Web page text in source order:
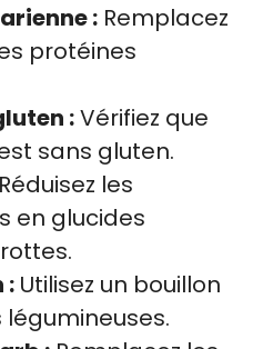
: Remplacez
protéines
:Vérifiez que
sans gluten.
Réduisez les
en glucides
: Utilisez un bouillon